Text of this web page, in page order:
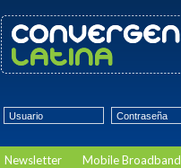
Newsletter Mobile Broadband